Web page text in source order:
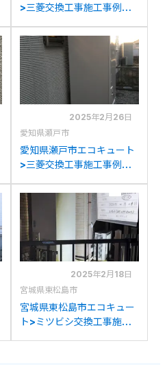
>三菱交換工事施工事例：
ら三菱SRT-S466Uへの交
換
2025年2月26日
愛知県瀬戸市
愛知県瀬戸市エコキュート
>三菱交換工事施工事例：
HPT37WUX5から三菱
SRT-S466Uへの交換
2025年2月18日
宮城県東松島市
宮城県東松島市エコキュー
ト>ミツビシ交換工事施工